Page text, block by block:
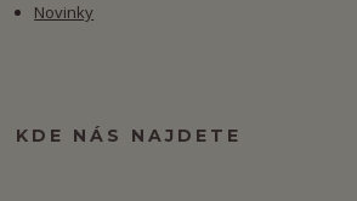
Novinky
KDE NÁS NAJDETE